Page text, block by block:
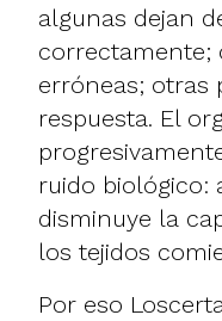
algunas dejan
correctamente;
erróneas; otras
respuesta. El
ruido biológico:
disminuye la
los tejidos
Por eso